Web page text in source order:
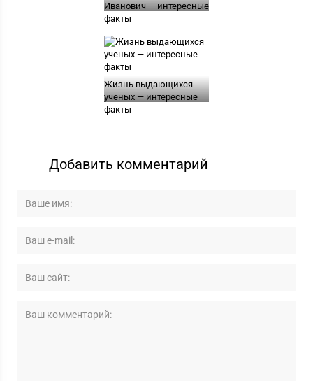
Иванович — интересные
факты
Жизнь выдающихся
ученых — интересные
факты
Добавить комментарий